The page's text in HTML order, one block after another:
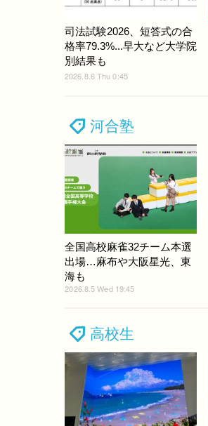
司法試験2026、短答式の合
格率79.3%...早大など大学院
別結果も
2026.8.6 Thu 0:45
河合塾
全国高校麻雀32チーム本選
出場…麻布や大阪星光、東
海も
2026.8.5 Wed 19:45
高校生